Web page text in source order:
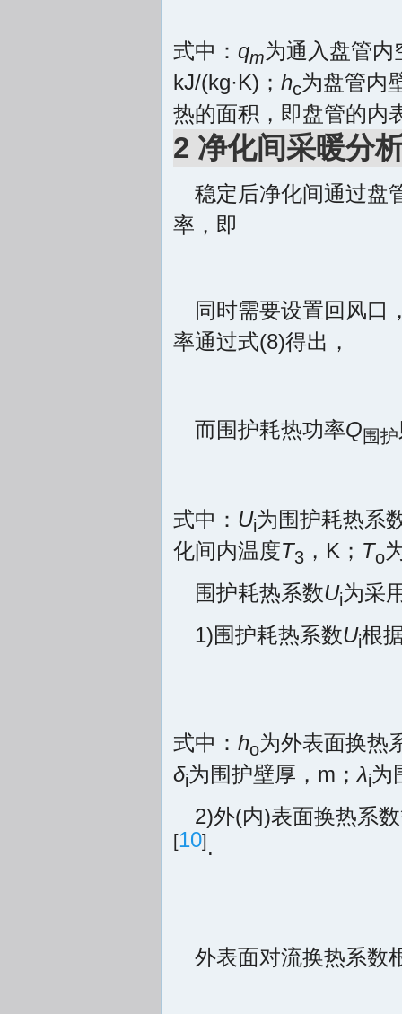
式中： qm为通入盘管
kJ/(kg·K)； hc为盘管内
热的面积，即盘管的内
2 净化间采暖分
稳定后净化间通过盘
率，即
同时需要设置回风口
率通过式(8)得出，
而围护耗热功率Q围护
式中： Ui为围护耗热系
化间内温度T3 ，K； To
围护耗热系数Ui为采
1)围护耗热系数Ui根
式中： ho为外表面换热
δi为围护壁厚，m；λi为
2)外(内)表面换热系
[10] .
外表面对流换热系数